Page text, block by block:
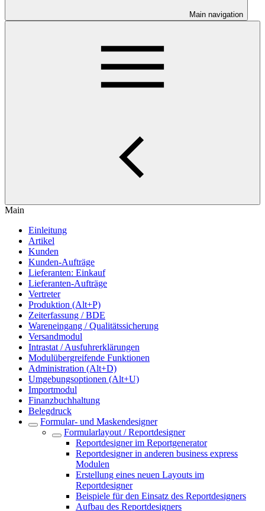
Main navigation
Main
Einleitung
Artikel
Kunden
Kunden-Aufträge
Lieferanten: Einkauf
Lieferanten-Aufträge
Vertreter
Produktion (Alt+P)
Zeiterfassung / BDE
Wareneingang / Qualitätssicherung
Versandmodul
Intrastat / Ausfuhrerklärungen
Modulübergreifende Funktionen
Administration (Alt+D)
Umgebungsoptionen (Alt+U)
Importmodul
Finanzbuchhaltung
Belegdruck
Formular- und Maskendesigner
Formularlayout / Reportdesigner
Reportdesigner im Reportgenerator
Reportdesigner in anderen business express
Modulen
Erstellung eines neuen Layouts im
Reportdesigner
Beispiele für den Einsatz des Reportdesigners
Aufbau des Reportdesigners